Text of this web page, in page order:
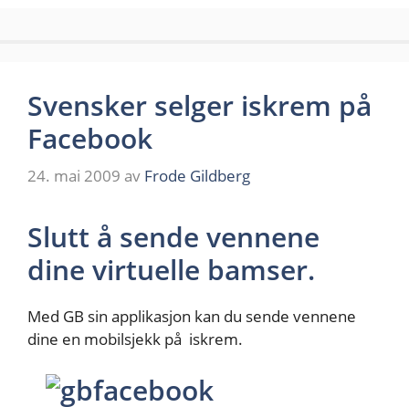
Svensker selger iskrem på
Facebook
24. mai 2009 av Frode Gildberg
Slutt å sende vennene
dine virtuelle bamser.
Med GB sin applikasjon kan du sende vennene
dine en mobilsjekk på iskrem.